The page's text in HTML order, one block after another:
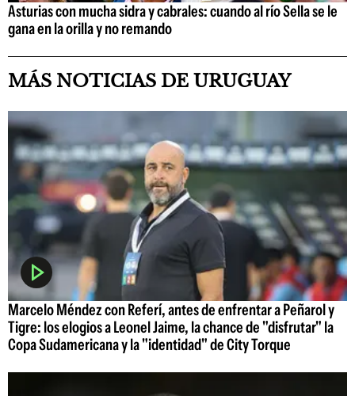
Asturias con mucha sidra y cabrales: cuando al río Sella se le
gana en la orilla y no remando
MÁS NOTICIAS DE URUGUAY
Marcelo Méndez con Referí, antes de enfrentar a Peñarol y
Tigre: los elogios a Leonel Jaime, la chance de "disfrutar" la
Copa Sudamericana y la "identidad" de City Torque